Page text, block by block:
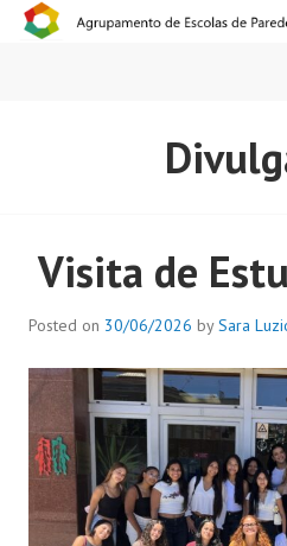
Visita de
Posted on 30/06/2026 bySara